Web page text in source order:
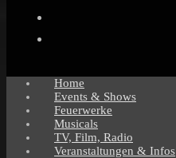
Home
Events & Shows
Feuerwerke
Musicals
TV, Film, Radio
Veranstaltungen & Infos